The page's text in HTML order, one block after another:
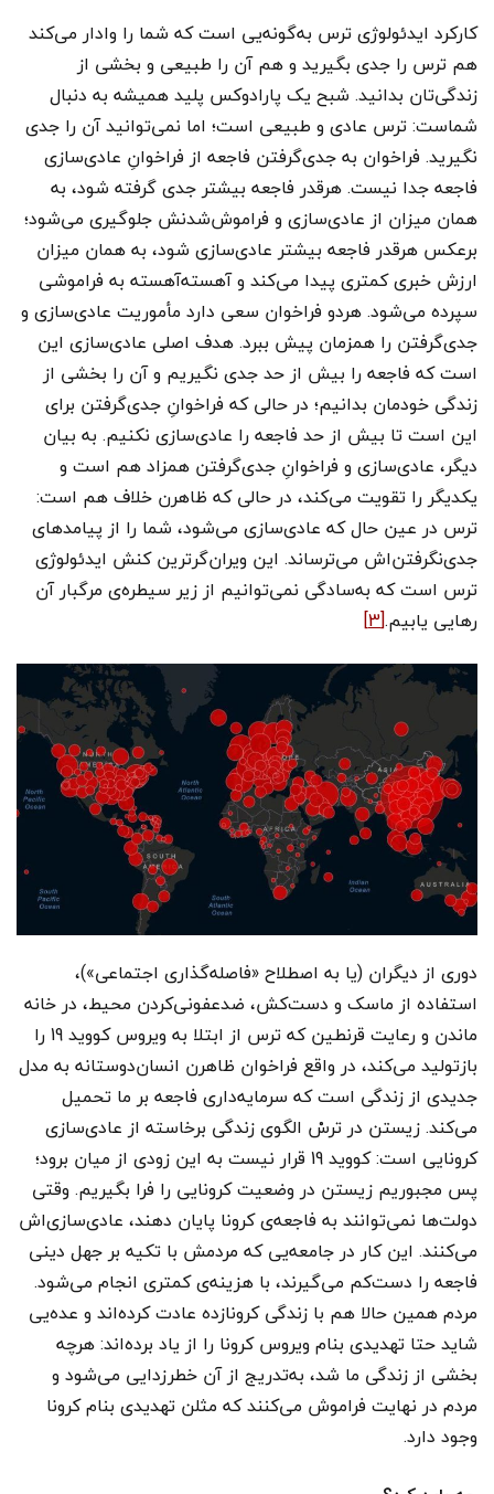
کارکرد ایدئولوژی ترس به‌گونه‌یی است که شما را وادار می‌کند
هم ترس را جدی بگیرید و هم آن را طبیعی و بخشی از
زندگی‌تان بدانید. شبح یک پارادوکس پلید همیشه به دنبال
شماست: ترس عادی و طبیعی است؛ اما نمی‌توانید آن را جدی
نگیرید. فراخوان به جدی‌گرفتن فاجعه از فراخوانِ عادی‌سازی
فاجعه جدا نیست. هرقدر فاجعه بیشتر جدی گرفته شود، به
همان میزان از عادی‌سازی و فراموش‌شدنش جلوگیری می‌شود؛
برعکس هرقدر فاجعه بیشتر عادی‌سازی شود، به همان میزان
ارزش خبری کمتری پیدا می‌کند و آهسته‌آهسته به فراموشی
سپرده می‌شود. هردو فراخوان سعی دارد مأموریت عادی‌سازی و
جدی‌گرفتن را همزمان پیش ببرد. هدف اصلی عادی‌سازی این
است که فاجعه را بیش از حد جدی نگیریم و آن را بخشی از
زندگی خودمان بدانیم؛ در حالی که فراخوانِ جدی‌گرفتن برای
این است تا بیش از حد فاجعه را عادی‌سازی نکنیم. به بیان
دیگر، عادی‌سازی و فراخوانِ جدی‌گرفتن همزاد هم است و
یکدیگر را تقویت می‌کند، در حالی که ظاهرن خلاف هم است:
ترس در عین حال که عادی‌سازی می‌شود، شما را از پیامدهای
جدی‌نگرفتن‌اش می‌ترساند. این ویران‌گرترین کنش ایدئولوژی
ترس است که به‌سادگی نمی‌توانیم از زیر سیطره‌ی مرگبار آن
رهایی یابیم.[3]
دوری از دیگران (یا به اصطلاح «فاصله‌گذاری اجتماعی»)،
استفاده از ماسک و دست‌کش، ضدعفونی‌کردن محیط، در خانه
ماندن و رعایت قرنطین که ترس از ابتلا به ویروس کووید 19 را
بازتولید می‌کند، در واقع فراخوان ظاهرن انسان‌دوستانه به مدل
جدیدی از زندگی است که سرمایه‌داری فاجعه بر ما تحمیل
می‌کند. زیستن در ترسْ الگوی زندگی برخاسته از عادی‌سازی
کرونایی است: کووید 19 قرار نیست به این زودی از میان برود؛
پس مجبوریم زیستن در وضعیت کرونایی را فرا بگیریم. وقتی
دولت‌ها نمی‌توانند به فاجعه‌ی کرونا پایان دهند، عادی‌سازی‌اش
می‌کنند. این کار در جامعه‌یی که مردمش با تکیه بر جهل دینی
فاجعه را دست‌کم می‌گیرند، با هزینه‌ی کمتری انجام می‌شود.
مردم همین حالا هم با زندگی کرونازده عادت کرده‌اند و عده‌یی
شاید حتا تهدیدی بنام ویروس کرونا را از یاد برده‌اند: هرچه
بخشی از زندگی ما شد، به‌تدریج از آن خطرزدایی می‌شود و
مردم در نهایت فراموش می‌کنند که مثلن تهدیدی بنام کرونا
وجود دارد.